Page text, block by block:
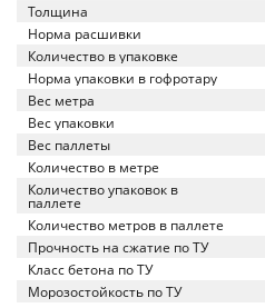
Толщина
Норма расшивки
Количество в упаковке
Норма упаковки в гофротару
Вес метра
Вес упаковки
Вес паллеты
Количество в метре
Количество упаковок в
паллете
Количество метров в паллете
Прочность на сжатие по ТУ
Класс бетона по ТУ
Морозостойкость по ТУ